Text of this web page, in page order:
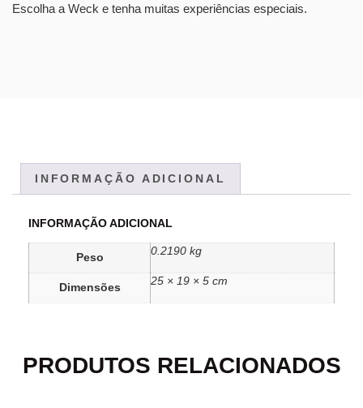
Escolha a Weck e tenha muitas experiências especiais.
INFORMAÇÃO ADICIONAL
INFORMAÇÃO ADICIONAL
Peso
0.2190 kg
Dimensões
25 × 19 × 5 cm
PRODUTOS RELACIONADOS